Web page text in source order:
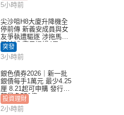
5小時前
尖沙咀H8大廈升降機全
停前傳 新義安成員與女
友爭執遭驅逐 涉拖馬刑
毀被捕 警另通緝4男
突發
3小時前
銀色債券2026｜新一批
銀債每手1萬元 最少4.25
厘 8.21起可申購 發行金
額最多550億
投資理財
2小時前